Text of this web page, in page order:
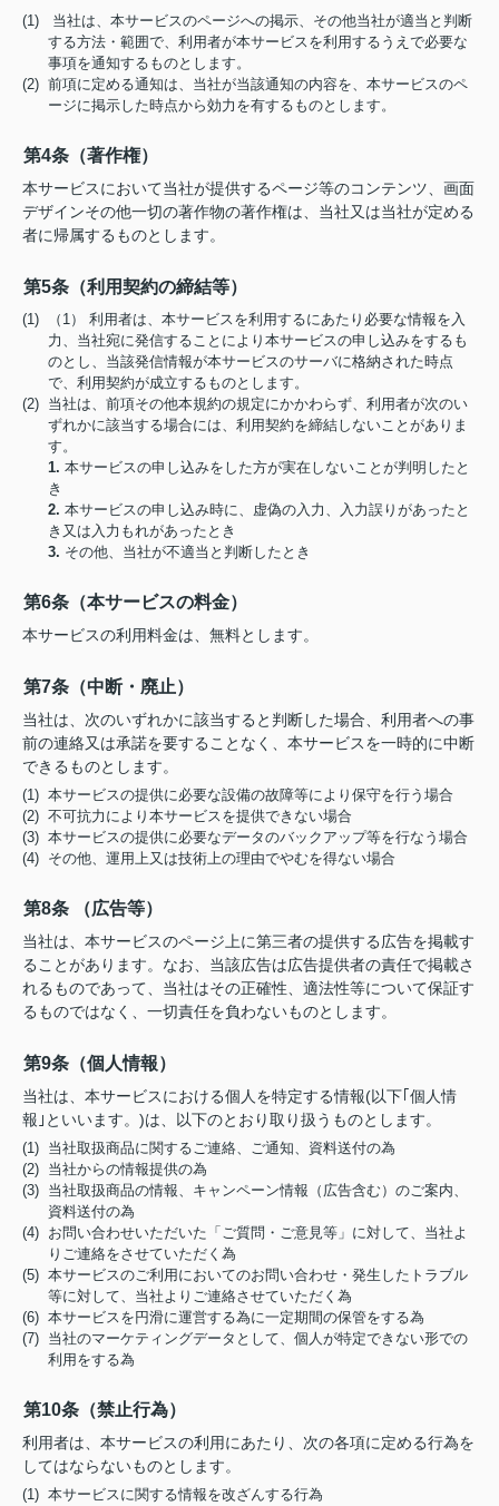
(1) 当社は、本サービスのページへの掲示、その他当社が適当と判断
する方法・範囲で、利用者が本サービスを利用するうえで必要な
事項を通知するものとします。
(2) 前項に定める通知は、当社が当該通知の内容を、本サービスのペ
ージに掲示した時点から効力を有するものとします。
第4条（著作権）
本サービスにおいて当社が提供するページ等のコンテンツ、画面
デザインその他一切の著作物の著作権は、当社又は当社が定める
者に帰属するものとします。
第5条（利用契約の締結等）
(1) （1） 利用者は、本サービスを利用するにあたり必要な情報を入
力、当社宛に発信することにより本サービスの申し込みをするも
のとし、当該発信情報が本サービスのサーバに格納された時点
で、利用契約が成立するものとします。
(2) 当社は、前項その他本規約の規定にかかわらず、利用者が次のい
ずれかに該当する場合には、利用契約を締結しないことがありま
す。
1. 本サービスの申し込みをした方が実在しないことが判明したと
き
2. 本サービスの申し込み時に、虚偽の入力、入力誤りがあったと
き又は入力もれがあったとき
3. その他、当社が不適当と判断したとき
第6条（本サービスの料金）
本サービスの利用料金は、無料とします。
第7条（中断・廃止）
当社は、次のいずれかに該当すると判断した場合、利用者への事
前の連絡又は承諾を要することなく、本サービスを一時的に中断
できるものとします。
(1) 本サービスの提供に必要な設備の故障等により保守を行う場合
(2) 不可抗力により本サービスを提供できない場合
(3) 本サービスの提供に必要なデータのバックアップ等を行なう場合
(4) その他、運用上又は技術上の理由でやむを得ない場合
第8条 （広告等）
当社は、本サービスのページ上に第三者の提供する広告を掲載す
ることがあります。なお、当該広告は広告提供者の責任で掲載さ
れるものであって、当社はその正確性、適法性等について保証す
るものではなく、一切責任を負わないものとします。
第9条（個人情報）
当社は、本サービスにおける個人を特定する情報(以下｢個人情
報｣といいます。)は、以下のとおり取り扱うものとします。
(1) 当社取扱商品に関するご連絡、ご通知、資料送付の為
(2) 当社からの情報提供の為
(3) 当社取扱商品の情報、キャンペーン情報（広告含む）のご案内、
資料送付の為
(4) お問い合わせいただいた「ご質問・ご意見等」に対して、当社よ
りご連絡をさせていただく為
(5) 本サービスのご利用においてのお問い合わせ・発生したトラブル
等に対して、当社よりご連絡させていただく為
(6) 本サービスを円滑に運営する為に一定期間の保管をする為
(7) 当社のマーケティングデータとして、個人が特定できない形での
利用をする為
第10条（禁止行為）
利用者は、本サービスの利用にあたり、次の各項に定める行為を
してはならないものとします。
(1) 本サービスに関する情報を改ざんする行為